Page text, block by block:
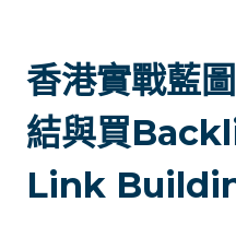
香港實戰藍
結與買
Link